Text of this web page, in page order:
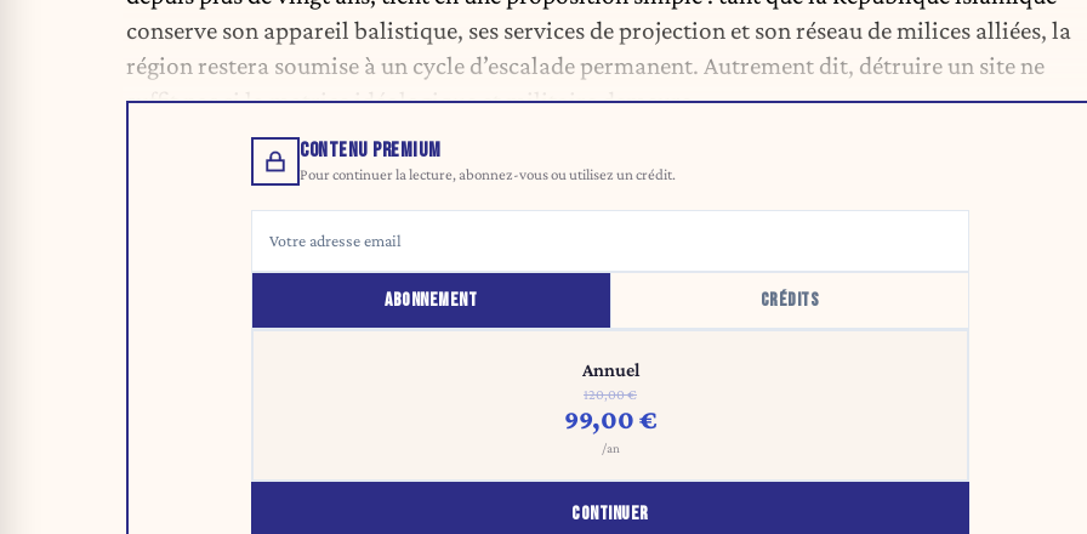
conserve son appareil balistique, ses services de projection et son réseau de milices alliées, la
région restera soumise à un cycle d’escalade permanent. Autrement dit, détruire un site ne
suffit pas si la matrice idéologique et militaire demeure.
CONTENU PREMIUM
Pour continuer la lecture, abonnez-vous ou utilisez un crédit.
ABONNEMENT CRÉDITS
Annuel
120,00 €
99,00 €
/an
CONTINUER